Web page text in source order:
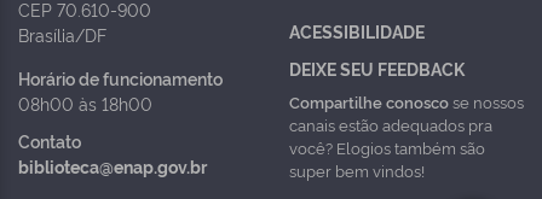
CEP 70.610-900
Brasília/DF
Horário de funcionamento
08h00 às 18h00
Contato
biblioteca@enap.gov.br
ACESSIBILIDADE
DEIXE SEU FEEDBACK
Compartilhe conoscose nossos
canais estão adequados pra
você? Elogios também são
super bem vindos!